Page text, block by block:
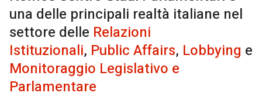
una delle principali realtà italiane nel
settore delle Relazioni
Istituzionali, Public Affairs, Lobbying e
Monitoraggio Legislativo e
Parlamentare